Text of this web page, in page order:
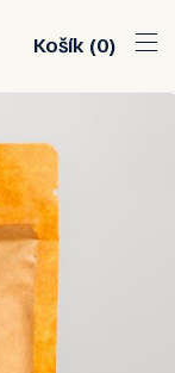
Košík 0